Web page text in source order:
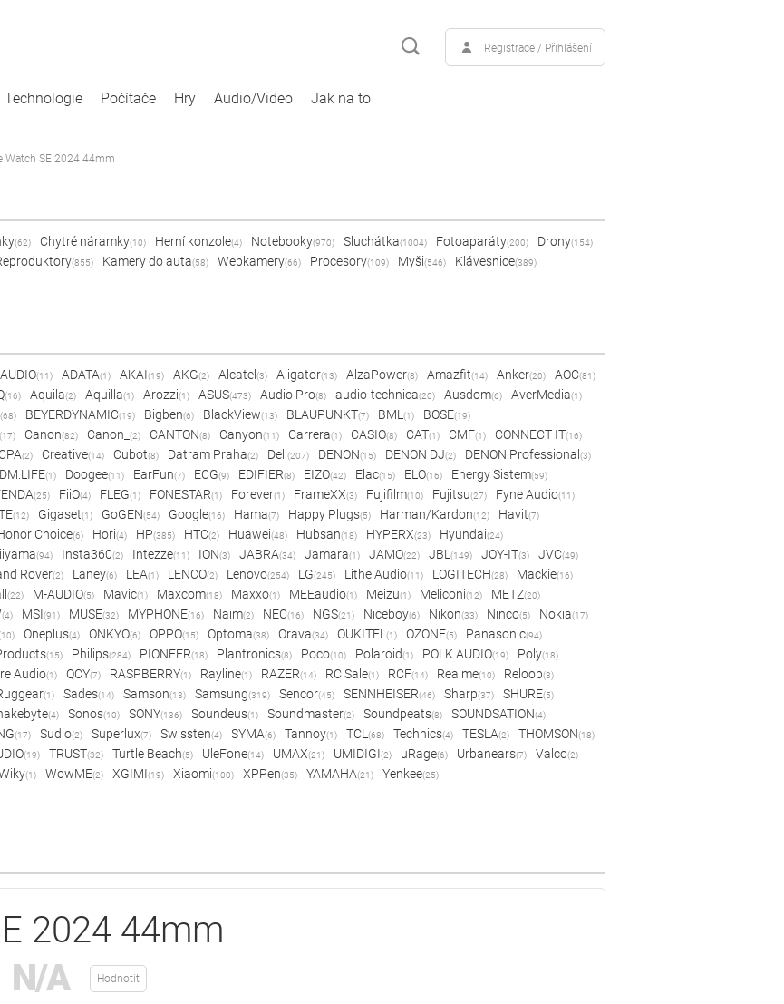
Registrace / Přihlášení
Technologie Počítače Hry Audio/Video Jak na to
Watch SE 2024 44mm
(62) Chytré náramky(10) Herní konzole(4) Notebooky(970) Sluchátka(1004) Fotoaparáty(200) Drony(154)
(855) Kamery do auta(58) Webkamery(66) Procesory(109) Myši(546) Klávesnice(389)
(11) ADATA(1) AKAI(19) AKG(2) Alcatel (3) Aligator(13) AlzaPower(8) Amazfit(14) Anker(20) AOC(81)
(16) Aquila(2) Aquilla(1) Arozzi(1) ASUS(473) Audio Pro(8) audio-technica(20) Ausdom(6) AverMedia(1)
(68) BEYERDYNAMIC(19) Bigben(6) BlackView(13) BLAUPUNKT(7) BML(1) BOSE(19)
(17) Canon(82) Canon_ (2) CANTON(8) Canyon(11) Carrera(1) CASIO(8) CAT(1) CMF(1) CONNECT IT(16)
CPA(2) Creative(14) Cubot(8) Datram Praha(2) Dell (207) DENON(15) DENON DJ(2) DENON Professional (3)
DM.LIFE(1) Doogee(11) EarFun(7) ECG(9) EDIFIER(8) EIZO(42) Elac(15) ELO(16) Energy Sistem(59)
(25) FiiO(4) FLEG(1) FONESTAR(1) Forever(1) FrameXX(3) Fujifilm(10) Fujitsu(27) Fyne Audio(11)
(12) Gigaset(1) GoGEN(54) Google(16) Hama(7) Happy Plugs(5) Harman/Kardon(12) Havit(7)
Choice(6) Hori(4) HP(385) HTC(2) Huawei(48) Hubsan(18) HYPERX(23) Hyundai(24)
iiyama(94) Insta360(2) Intezze(11) ION(3) JABRA(34) Jamara(1) JAMO(22) JBL(149) JOY-IT(3) JVC(49)
Rover(2) Laney(6) LEA(1) LENCO(2) Lenovo(254) LG(245) Lithe Audio(11) LOGITECH(28) Mackie(16)
(22) M-AUDIO(5) Mavic(1) Maxcom(18) Maxxo(1) MEEaudio(1) Meizu(1) Meliconi(12) METZ(20)
(4) MSI(91) MUSE(32) MYPHONE(16) Naim(2) NEC(16) NGS(21) Niceboy(6) Nikon(33) Ninco(5) Nokia(17)
Oneplus(4) ONKYO(6) OPPO(15) Optoma(38) Orava(34) OUKITEL(1) OZONE(5) Panasonic(94)
(15) Philips(284) PIONEER(18) Plantronics(8) Poco(10) Polaroid(1) POLK AUDIO(19) Poly(18)
Audio(1) QCY(7) RASPBERRY(1) Rayline(1) RAZER(14) RC Sale(1) RCF(14) Realme(10) Reloop(3)
(1) Sades(14) Samson(13) Samsung(319) Sencor(45) SENNHEISER(46) Sharp(37) SHURE(5)
(4) Sonos(10) SONY(136) Soundeus(1) Soundmaster(2) Soundpeats(8) SOUNDSATION(4)
(17) Sudio(2) Superlux(7) Swissten(4) SYMA(6) Tannoy(1) TCL(68) Technics(4) TESLA(2) THOMSON(18)
(19) TRUST(32) Turtle Beach(5) UleFone(14) UMAX(21) UMIDIGI(2) uRage(6) Urbanears(7) Valco(2)
(1) WowME(2) XGIMI(19) Xiaomi(100) XPPen(35) YAMAHA(21) Yenkee(25)
2024 44mm
N/A Hodnotit